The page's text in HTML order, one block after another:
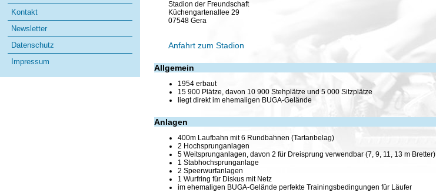
Stadion der Freundschaft
Küchengartenallee 29
07548 Gera
Anfahrt zum Stadion
Allgemein
1954 erbaut
15 900 Plätze, davon 10 900 Stehplätze und 5 000 Sitzplätze
liegt direkt im ehemaligen BUGA-Gelände
Anlagen
400m Laufbahn mit 6 Rundbahnen (Tartanbelag)
2 Hochsprunganlagen
5 Weitsprunganlagen, davon 2 für Dreisprung verwendbar (7, 9, 11, 13 m Bretter)
1 Stabhochsprunganlage
2 Speerwurfanlagen
1 Wurfring für Diskus mit Netz
im ehemaligen BUGA-Gelände perfekte Trainingsbedingungen für Läufer
Kontakt
Newsletter
Datenschutz
Impressum